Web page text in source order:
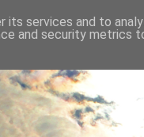
services and to
and security metrics